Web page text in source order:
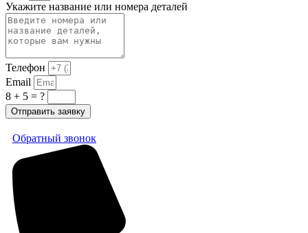
Укажите название или номера деталей
Телефон
Email
8 + 5 = ?
Отправить заявку
Обратный звонок